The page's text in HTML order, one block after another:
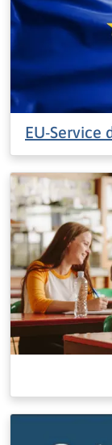
EU-Service